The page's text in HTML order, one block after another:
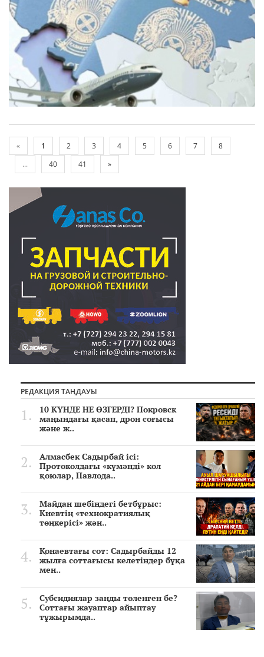
« 1 2 3 4 5 6 7
8
...
40 41 »
РЕДАКЦИЯ ТАҢДАУЫ
10 КҮНДЕ НЕ ӨЗГЕРДІ? Покровск
маңындағы қасап, дрон соғысы
және ж..
Алмасбек Садырбай ісі:
Протоколдағы «күмәнді» кол
қоюлар, Павлода..
Майдан шебіндегі бетбұрыс:
Киевтің «технократиялық
төңкерісі» жән..
Қонаевтағы сот: Садырбайды 12
жылға соттағысы келетіндер бұқа
мен..
Субсидиялар заңды төленген бе?
Соттағы жауаптар айыптау
тұжырымда..